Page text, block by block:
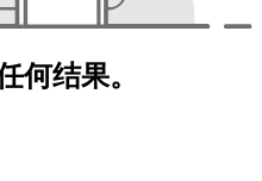
何结果。